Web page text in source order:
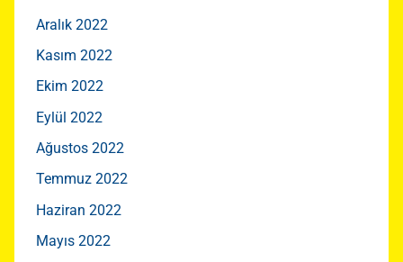
Aralık 2022
Kasım 2022
Ekim 2022
Eylül 2022
Ağustos 2022
Temmuz 2022
Haziran 2022
Mayıs 2022